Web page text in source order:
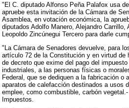
"El C. diputado Alfonso Peña Palafox usa
apruebe esta invitación de la Cámara de
Asamblea, en votación económica, la
diputados Adolfo Manero, Alejandro
Leopoldo Zincúnegui Tercero para darle
"La Cámara de Senadores devuelve, para
artículo 72 de la Constitución y en virtud de
de decreto que exime del pago del
industriales, a las personas físicas o
Federal, que se dediquen a la fabricación o
aparatos de calefacción destinados a usos
emplee, como combustible, carbón
Impuestos.